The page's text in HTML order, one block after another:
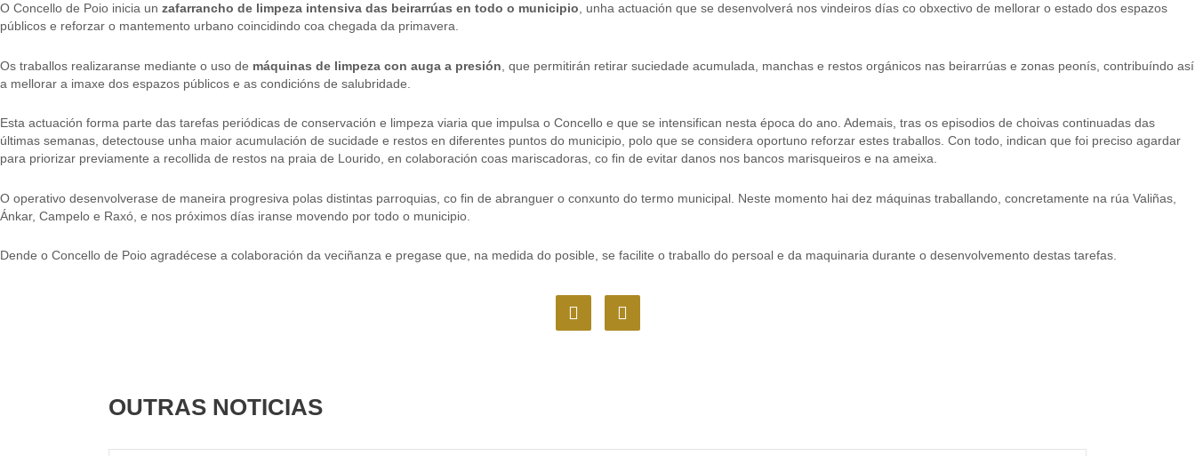
O Concello de Poio inicia un zafarrancho de limpeza intensiva das beirarrúas en todo o municipio , unha actuación que se desenvolverá nos vindeiros días co obxectivo de mellorar o estado dos espazos
públicos e reforzar o mantemento urbano coincidindo coa chegada da primavera.
Os traballos realizaranse mediante o uso de máquinas de limpeza con auga a presión , que permitirán retirar suciedade acumulada, manchas e restos orgánicos nas beirarrúas e zonas peonís, contribuíndo así
a mellorar a imaxe dos espazos públicos e as condicións de salubridade.
Esta actuación forma parte das tarefas periódicas de conservación e limpeza viaria que impulsa o Concello e que se intensifican nesta época do ano. Ademais, tras os episodios de choivas continuadas das
últimas semanas, detectouse unha maior acumulación de sucidade e restos en diferentes puntos do municipio, polo que se considera oportuno reforzar estes traballos. Con todo, indican que foi preciso agardar
para priorizar previamente a recollida de restos na praia de Lourido, en colaboración coas mariscadoras, co fin de evitar danos nos bancos marisqueiros e na ameixa.
O operativo desenvolverase de maneira progresiva polas distintas parroquias, co fin de abranguer o conxunto do termo municipal. Neste momento hai dez máquinas traballando, concretamente na rúa Valiñas,
Ánkar, Campelo e Raxó, e nos próximos días iranse movendo por todo o municipio.
Dende o Concello de Poio agradécese a colaboración da veciñanza e pregase que, na medida do posible, se facilite o traballo do persoal e da maquinaria durante o desenvolvemento destas tarefas.
F
a
I
n
m
OUTRAS NOTICIAS